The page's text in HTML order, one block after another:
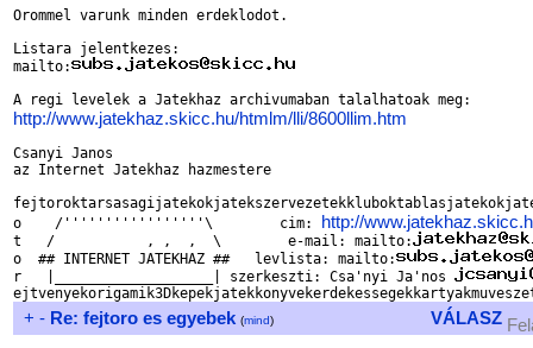
Orommel varunk minden erdeklodot.
Listara jelentkezes:
mailto:
http://www.jatekhaz.skicc.hu/htmlm/lli/8600llim.htm
Csanyi Janos
az Internet Jatekhaz hazmestere
o    /'''''''''''''''''\        cim: http://
t   /           , ,  ,  \        e-mail: mailto:
o  ## INTERNET JATEKHAZ ##   levlista: mailto:
r   |___________________| szerkeszti: Csa'nyi Ja'nos
+ - Re: fejtoro es egyebek (mind) VÁLASZ